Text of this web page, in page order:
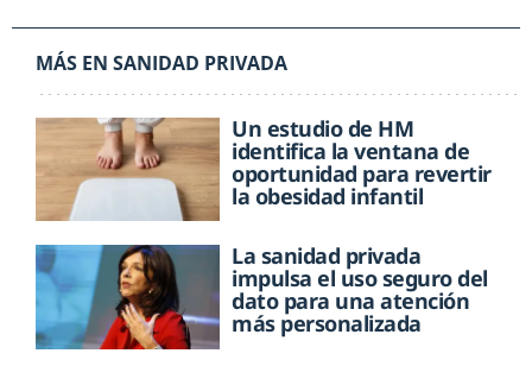
MÁS EN SANIDAD PRIVADA
Un estudio de HM
identifica la ventana de
oportunidad para revertir
la obesidad infantil
La sanidad privada
impulsa el uso seguro del
dato para una atención
más personalizada